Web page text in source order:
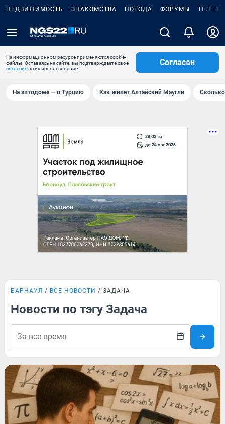
НЕДВИЖИМОСТЬ ЗНАКОМСТВА ПОГОДА ФОРУМЫ
На информационном ресурсе применяются cookie-
файлы. Оставаясь на сайте, вы подтверждаете свое
согласиена их использование.
Согласен
На автодоме — в Турцию Как живет Алтайский Маугли
БАРНАУЛ ВСЕ НОВОСТИ ЗАДАЧА
Новости по тэгу Задача